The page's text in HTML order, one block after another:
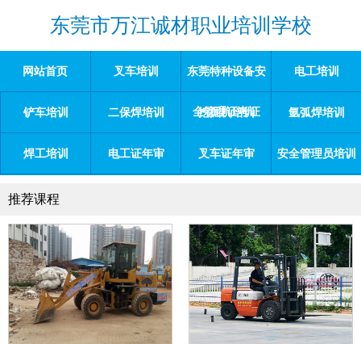
东莞市万江诚材职业培训学校
网站首页 叉车培训 东莞特种设备安
全管理证考证
电工培训
铲车培训 二保焊培训 挖掘机培训 氩弧焊培训
焊工培训 电工证年审 叉车证年审 安全管理员培训
推荐课程